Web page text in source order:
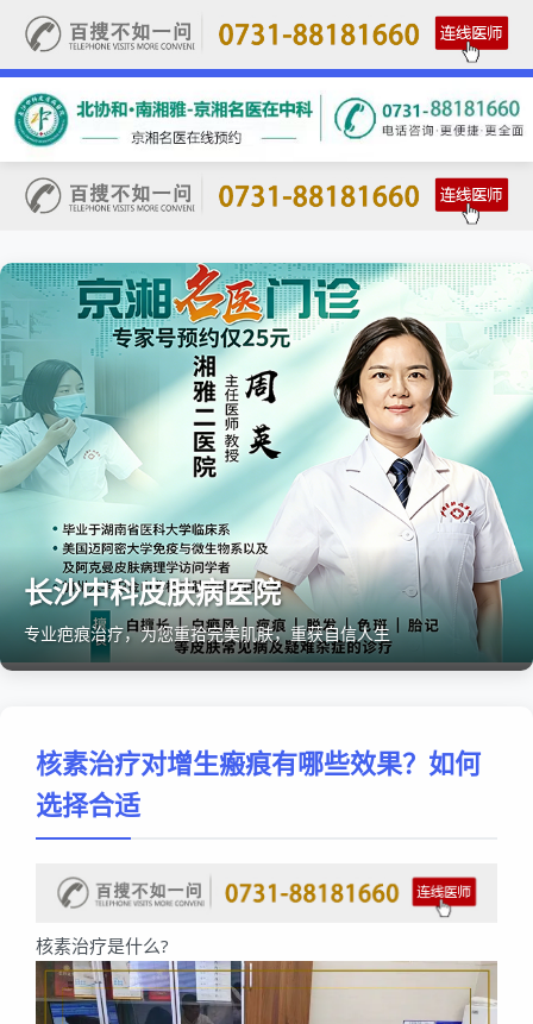
长沙中科皮肤病医院
专业疤痕治疗，为您重拾完美肌肤，重获自信人生
核素治疗对增生瘢痕有哪些效果？如何
选择合适
核素治疗是什么?